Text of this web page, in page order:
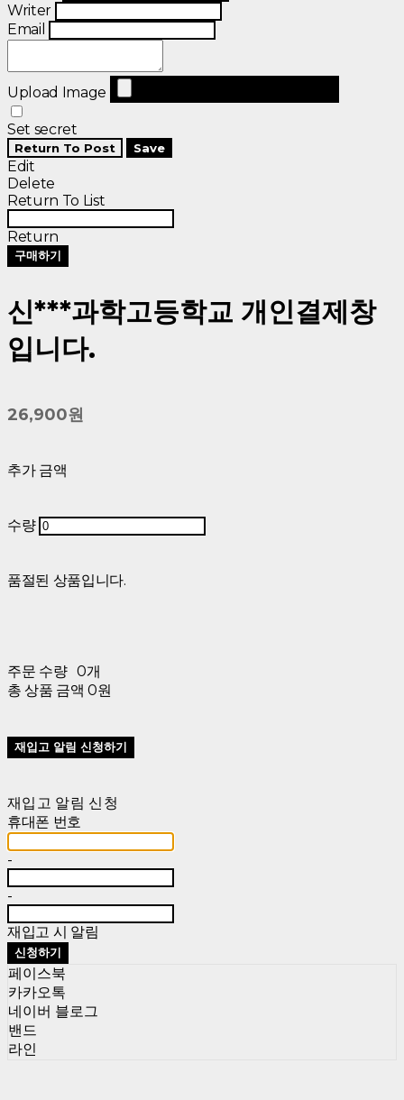
Writer
Email
Upload Image
Set secret
Return To Post Save
Edit
Delete
Return To List
Return
구매하기
신***과학고등학교 개인결제창
입니다.
26,900원
추가 금액
수량
품절된 상품입니다.
주문 수량 0개
총 상품 금액 0원
재입고 알림 신청하기
재입고 알림 신청
휴대폰 번호
-
-
재입고 시 알림
신청하기
페이스북
카카오톡
네이버 블로그
밴드
라인